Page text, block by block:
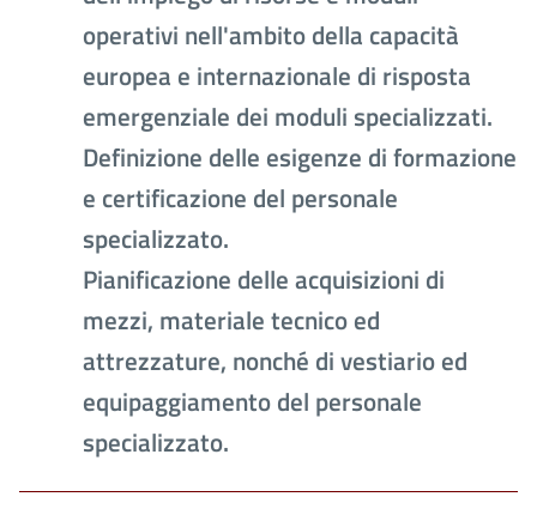
operativi nell'ambito della capacità
europea e internazionale di risposta
emergenziale dei moduli specializzati.
Definizione delle esigenze di formazione
e certificazione del personale
specializzato.
Pianificazione delle acquisizioni di
mezzi, materiale tecnico ed
attrezzature, nonché di vestiario ed
equipaggiamento del personale
specializzato.